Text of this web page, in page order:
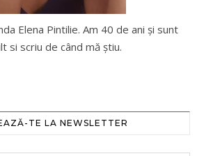
Elena Pintilie. Am 40 de ani şi sunt
si scriu de când mă ştiu.
TE LA NEWSLETTER